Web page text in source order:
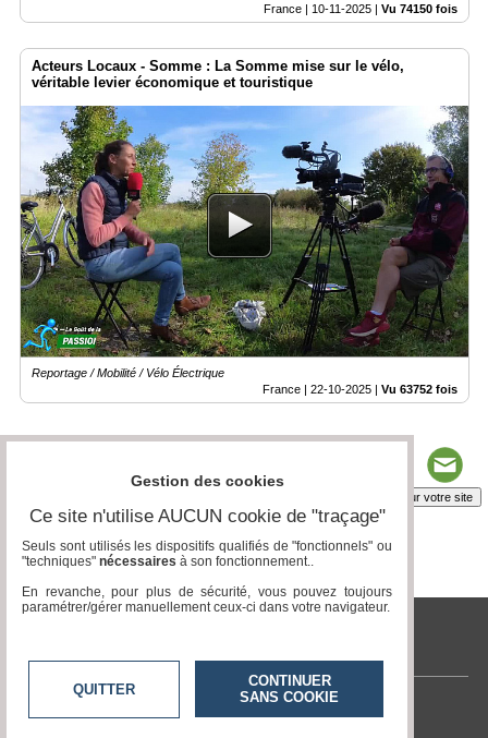
France | 10-11-2025 | Vu 74150 fois
Acteurs Locaux - Somme : La Somme mise sur le vélo,
véritable levier économique et touristique
Reportage / Mobilité / Vélo Électrique
France | 22-10-2025 | Vu 63752 fois
Insérez sur votre site
tvlocale.fr
Contactez-nous
Gestion des cookies
Ce site n'utilise AUCUN cookie de "traçage"
Seuls sont utilisés les dispositifs qualifiés de "fonctionnels" ou
"techniques" nécessaires à son fonctionnement..
En revanche, pour plus de sécurité, vous pouvez toujours
paramétrer/gérer manuellement ceux-ci dans votre navigateur.
QUITTER
CONTINUER
SANS COOKIE